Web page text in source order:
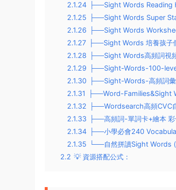
2.1.24
├──Sight Words Reading
2.1.25
├──Sight Words Super
2.1.26
├──Sight Words
2.1.27
├──Sight Words 培養孩子
2.1.28
├──Sight Words高頻詞視
2.1.29
├──Sight-Words-100-
2.1.30
├──Sight-Words-高頻詞
2.1.31
├──Word-Families&Sight
2.1.32
├──Wordsearch高頻CVC
2.1.33
├──高頻詞-單詞卡+繪本
2.1.34
├──小學必會240
2.1.35
└──自然拼讀Sight Words (
2.2 💡 ​資源搭配公式​：